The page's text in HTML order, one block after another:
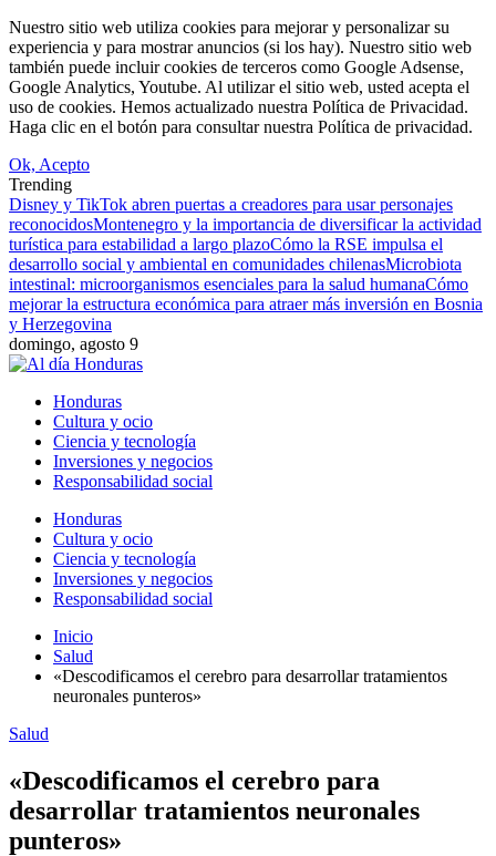
Nuestro sitio web utiliza cookies para mejorar y personalizar su
experiencia y para mostrar anuncios (si los hay). Nuestro sitio web
también puede incluir cookies de terceros como Google Adsense,
Google Analytics, Youtube. Al utilizar el sitio web, usted acepta el
uso de cookies. Hemos actualizado nuestra Política de Privacidad.
Haga clic en el botón para consultar nuestra Política de privacidad.
Ok, Acepto
Trending
Disney y TikTok abren puertas a creadores para usar personajes
reconocidosMontenegro y la importancia de diversificar la actividad
turística para estabilidad a largo plazoCómo la RSE impulsa el
desarrollo social y ambiental en comunidades chilenasMicrobiota
intestinal: microorganismos esenciales para la salud humanaCómo
mejorar la estructura económica para atraer más inversión en Bosnia
y Herzegovina
domingo, agosto 9
Honduras
Cultura y ocio
Ciencia y tecnología
Inversiones y negocios
Responsabilidad social
Honduras
Cultura y ocio
Ciencia y tecnología
Inversiones y negocios
Responsabilidad social
Inicio
Salud
«Descodificamos el cerebro para desarrollar tratamientos
neuronales punteros»
Salud
«Descodificamos el cerebro para
desarrollar tratamientos neuronales
punteros»